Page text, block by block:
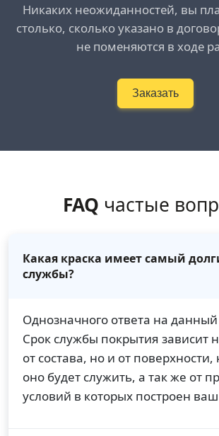
Никаких неожиданностей, вы
столько, сколько указано в
не поменяются в ходе
Заказать
FAQ частые
Какая краска имеет самый
службы?
Однозначного ответа на данный
Срок службы покрытия зависит
от состава, но и от поверхности,
оно будет служить, а так же от
условий в которых построен